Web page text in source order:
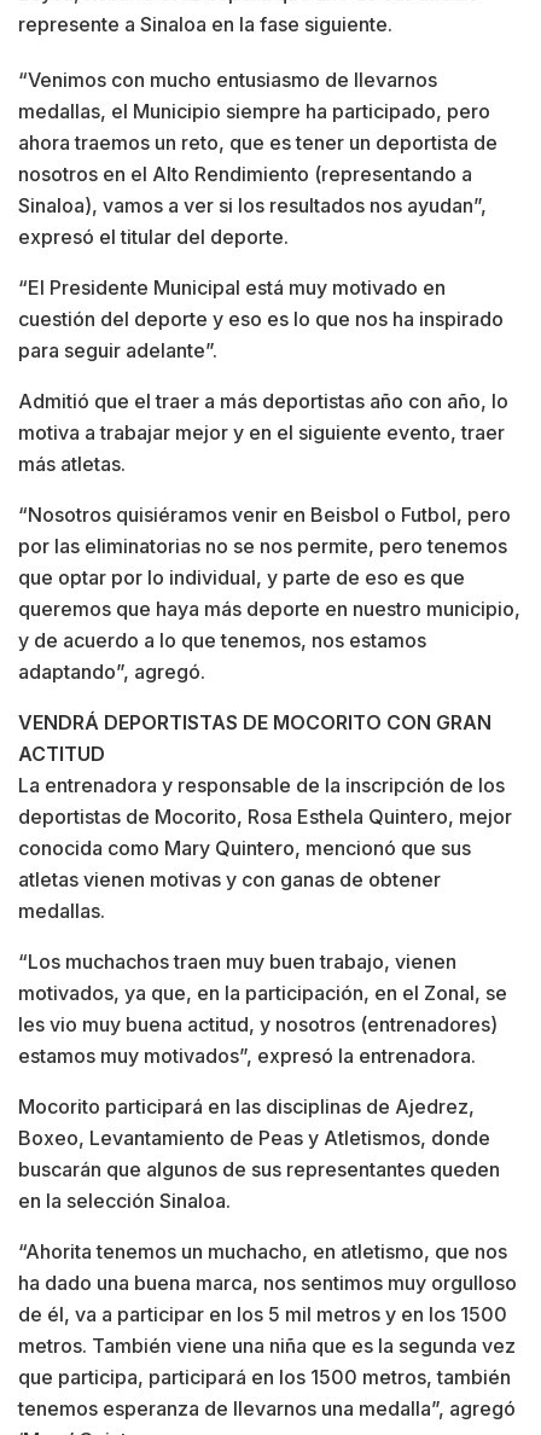
represente a Sinaloa en la fase siguiente.
“Venimos con mucho entusiasmo de llevarnos
medallas, el Municipio siempre ha participado, pero
ahora traemos un reto, que es tener un deportista de
nosotros en el Alto Rendimiento (representando a
Sinaloa), vamos a ver si los resultados nos ayudan”,
expresó el titular del deporte.
“El Presidente Municipal está muy motivado en
cuestión del deporte y eso es lo que nos ha inspirado
para seguir adelante”.
Admitió que el traer a más deportistas año con año, lo
motiva a trabajar mejor y en el siguiente evento, traer
más atletas.
“Nosotros quisiéramos venir en Beisbol o Futbol, pero
por las eliminatorias no se nos permite, pero tenemos
que optar por lo individual, y parte de eso es que
queremos que haya más deporte en nuestro municipio,
y de acuerdo a lo que tenemos, nos estamos
adaptando”, agregó.
VENDRÁ DEPORTISTAS DE MOCORITO CON GRAN
ACTITUD
La entrenadora y responsable de la inscripción de los
deportistas de Mocorito, Rosa Esthela Quintero, mejor
conocida como Mary Quintero, mencionó que sus
atletas vienen motivas y con ganas de obtener
medallas.
“Los muchachos traen muy buen trabajo, vienen
motivados, ya que, en la participación, en el Zonal, se
les vio muy buena actitud, y nosotros (entrenadores)
estamos muy motivados”, expresó la entrenadora.
Mocorito participará en las disciplinas de Ajedrez,
Boxeo, Levantamiento de Peas y Atletismos, donde
buscarán que algunos de sus representantes queden
en la selección Sinaloa.
“Ahorita tenemos un muchacho, en atletismo, que nos
ha dado una buena marca, nos sentimos muy orgulloso
de él, va a participar en los 5 mil metros y en los 1500
metros. También viene una niña que es la segunda vez
que participa, participará en los 1500 metros, también
tenemos esperanza de llevarnos una medalla”, agregó